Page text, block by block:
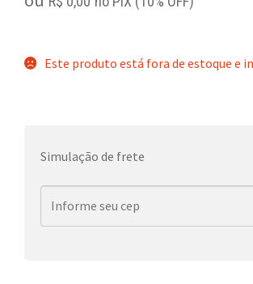
Este produto está fora de estoque e
Simulação de frete